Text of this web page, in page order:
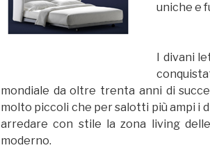
uniche e
I divani
mondiale da oltre trenta anni di
molto piccoli che per salotti più ampi i
arredare con stile la zona living
moderno.